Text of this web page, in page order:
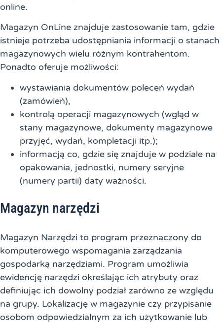
online.
Magazyn OnLine znajduje zastosowanie tam, gdzie
istnieje potrzeba udostępniania informacji o stanach
magazynowych wielu różnym kontrahentom.
Ponadto oferuje możliwości:
wystawiania dokumentów poleceń wydań
(zamówień),
kontrolą operacji magazynowych (wgląd w
stany magazynowe, dokumenty magazynowe
przyjęć, wydań, kompletacji itp.);
informacją co, gdzie się znajduje w podziale na
opakowania, jednostki, numery seryjne
(numery partii) daty ważności.
Magazyn narzędzi
Magazyn Narzędzi to program przeznaczony do
komputerowego wspomagania zarządzania
gospodarką narzędziami. Program umożliwia
ewidencję narzędzi określając ich atrybuty oraz
definiując ich dowolny podział zarówno ze względu
na grupy. Lokalizację w magazynie czy przypisanie
osobom odpowiedzialnym za ich użytkowanie lub